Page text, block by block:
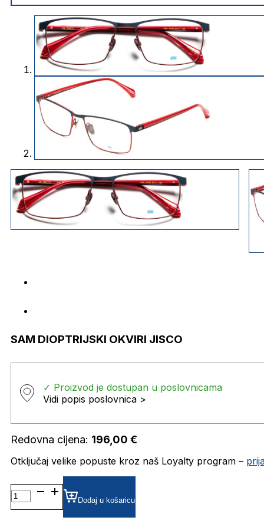
SAM DIOPTRIJSKI OKVIRI JISCO
✓ Proizvod je dostupan u poslovnicama
Vidi popis poslovnica >
Redovna cijena: 196,00 €
Otključaj velike popuste kroz naš Loyalty program –
SAM DIOPTRIJSKI
OKVIRI
JISCO
Dodaj u košaricu